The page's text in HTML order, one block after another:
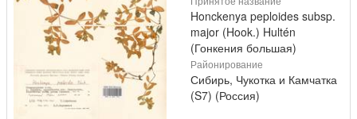
Honckenya peploides subsp.
major (Hook.) Hultén
(Гонкения большая)
Районирование
Сибирь, Чукотка и Камчатка
(S7) (Россия)